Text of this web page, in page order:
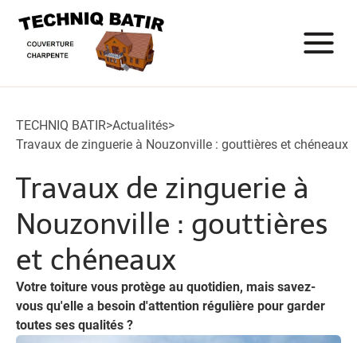
TECHNIQ BATIR>Actualités>
Travaux de zinguerie à Nouzonville : gouttières et chéneaux
Travaux de zinguerie à
Nouzonville : gouttières
et chéneaux
Votre toiture vous protège au quotidien, mais savez-
vous qu'elle a besoin d'attention régulière pour garder
toutes ses qualités ?